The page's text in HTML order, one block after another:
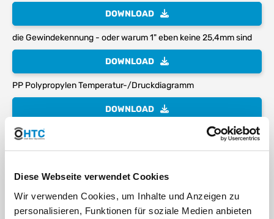
Diese Webseite verwendet Cookies
Wir verwenden Cookies, um Inhalte und Anzeigen zu
personalisieren, Funktionen für soziale Medien anbieten
DOWNLOAD
die Gewindekennung - oder warum 1" eben keine 25,4mm sind
DOWNLOAD
PP Polypropylen Temperatur-/Druckdiagramm
DOWNLOAD
chemische Beständigkeit von Kunststoffen
MEHR LESEN